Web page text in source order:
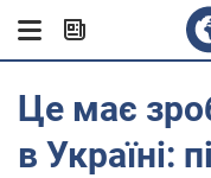
Це має
в Україні: